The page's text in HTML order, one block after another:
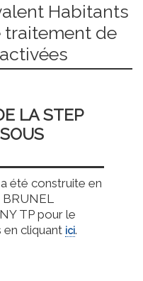
Habitants
traitement de
LA STEP
été construite en
BRUNEL
TP pour le
en cliquant ici.